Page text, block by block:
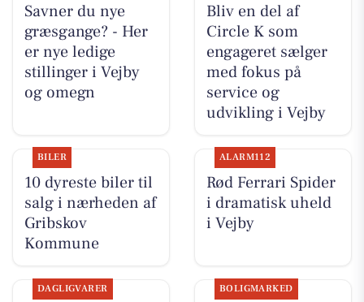
Savner du nye
græsgange? - Her
er nye ledige
stillinger i Vejby
og omegn
Bliv en del af
Circle K som
engageret sælger
med fokus på
service og
udvikling i Vejby
BILER
10 dyreste biler til
salg i nærheden af
Gribskov
Kommune
ALARM112
Rød Ferrari Spider
i dramatisk uheld
i Vejby
DAGLIGVARER BOLIGMARKED